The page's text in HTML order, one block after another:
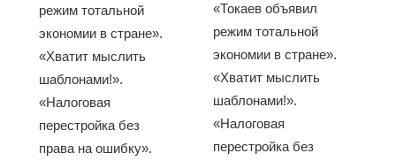
режим тотальной
экономии в стране».
«Хватит мыслить
шаблонами!».
«Налоговая
перестройка без
права на ошибку».
«Токаев объявил
режим тотальной
экономии в стране».
«Хватит мыслить
шаблонами!».
«Налоговая
перестройка без